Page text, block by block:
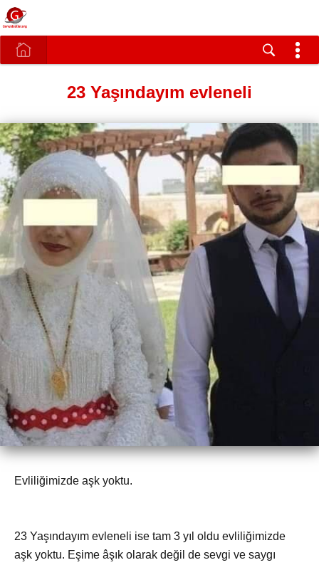
23 Yaşındayım evleneli
Evliliğimizde aşk yoktu.
23 Yaşındayım evleneli ise tam 3 yıl oldu evliliğimizde
aşk yoktu. Eşime âşık olarak değil de sevgi ve saygı